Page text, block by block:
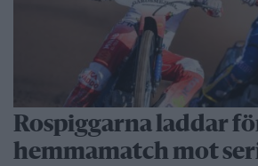
Rospiggarna laddar
hemmamatch mot